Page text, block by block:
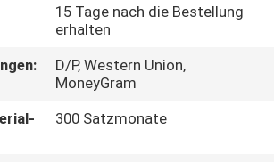
15 Tage nach die Bestellung
erhalten
D/P, Western Union,
MoneyGram
300 Satzmonate